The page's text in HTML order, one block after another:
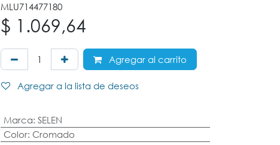
MLU714477180
$ 1.069,64
Agregar al carrito
Agregar a la lista de deseos
Marca: SELEN
Color: Cromado